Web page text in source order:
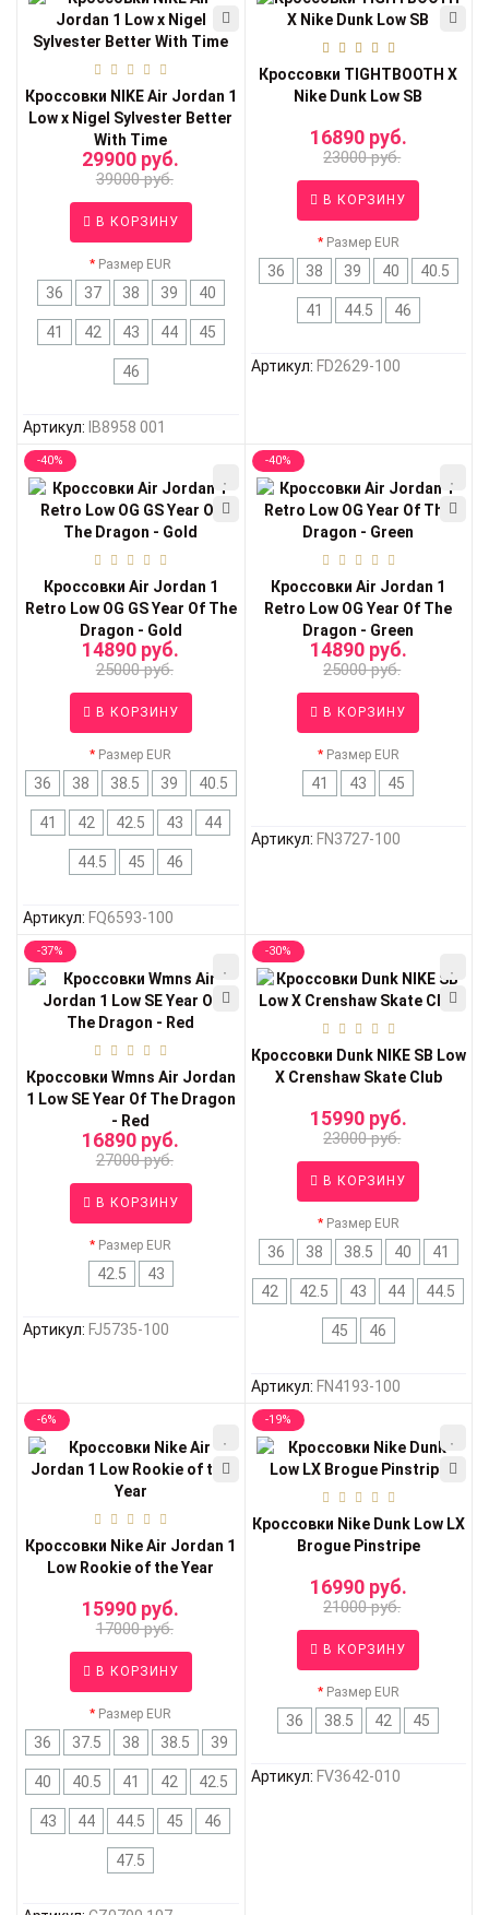
Кроссовки NIKE Air Jordan 1
Low x Nigel Sylvester Better
With Time
29900 руб.
39000 руб.
В КОРЗИНУ
Размер EUR
36 37 38 39 40
41 42 43 44 45
46
Артикул: IB8958 001
Кроссовки TIGHTBOOTH X
Nike Dunk Low SB
16890 руб.
23000 руб.
В КОРЗИНУ
Размер EUR
36 38 39 40 40.5
41 44.5 46
Артикул: FD2629-100
-40%
Кроссовки Air Jordan 1
Retro Low OG GS Year Of The
Dragon - Gold
14890 руб.
25000 руб.
В КОРЗИНУ
Размер EUR
36 38 38.5 39 40.5
41 42 42.5 43 44
44.5 45 46
Артикул: FQ6593-100
-40%
Кроссовки Air Jordan 1
Retro Low OG Year Of The
Dragon - Green
14890 руб.
25000 руб.
В КОРЗИНУ
Размер EUR
41 43 45
Артикул: FN3727-100
-37%
Кроссовки Wmns Air Jordan
1 Low SE Year Of The Dragon
- Red
16890 руб.
27000 руб.
В КОРЗИНУ
Размер EUR
42.5 43
Артикул: FJ5735-100
-30%
Кроссовки Dunk NIKE SB Low
X Crenshaw Skate Club
15990 руб.
23000 руб.
В КОРЗИНУ
Размер EUR
36 38 38.5 40 41
42 42.5 43 44 44.5
45 46
Артикул: FN4193-100
-6%
Кроссовки Nike Air Jordan 1
Low Rookie of the Year
15990 руб.
17000 руб.
В КОРЗИНУ
Размер EUR
36 37.5 38 38.5 39
40 40.5 41 42 42.5
43 44 44.5 45 46
47.5
-19%
Кроссовки Nike Dunk Low LX
Brogue Pinstripe
16990 руб.
21000 руб.
В КОРЗИНУ
Размер EUR
36 38.5 42 45
Артикул: FV3642-010